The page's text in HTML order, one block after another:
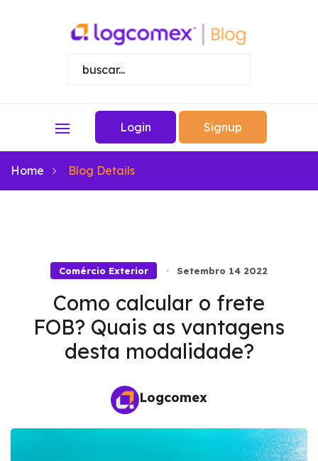
Login Signup
Home Blog Details
Comércio Exterior Setembro 14 2022
Como calcular o frete
FOB? Quais as vantagens
desta modalidade?
Logcomex